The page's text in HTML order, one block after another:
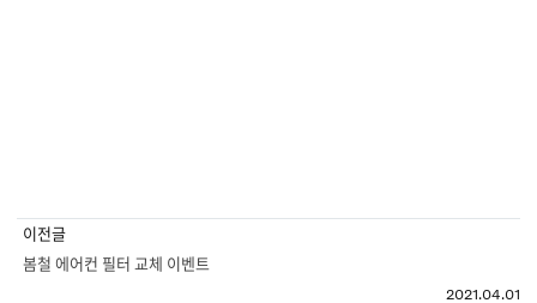
이전글
봄철 에어컨 필터 교체 이벤트
2021.04.01